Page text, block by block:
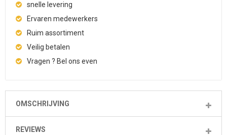
snelle levering
Ervaren medewerkers
Ruim assortiment
Veilig betalen
Vragen ? Bel ons even
OMSCHRIJVING
REVIEWS